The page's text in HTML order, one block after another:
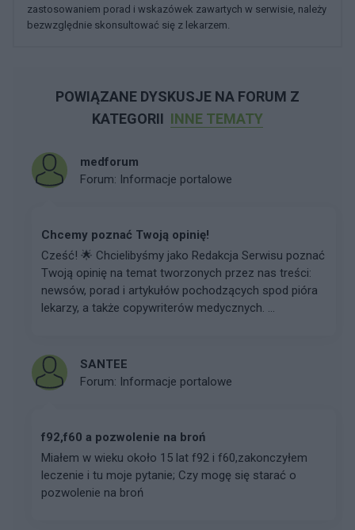
zastosowaniem porad i wskazówek zawartych w serwisie, należy
bezwzględnie skonsultować się z lekarzem.
POWIĄZANE DYSKUSJE NA FORUM Z
KATEGORII INNE TEMATY
medforum
Forum: Informacje portalowe
Chcemy poznać Twoją opinię!
Cześć! 🌟 Chcielibyśmy jako Redakcja Serwisu poznać
Twoją opinię na temat tworzonych przez nas treści:
newsów, porad i artykułów pochodzących spod pióra
lekarzy, a także copywriterów medycznych. ...
SANTEE
Forum: Informacje portalowe
f92,f60 a pozwolenie na broń
Miałem w wieku około 15 lat f92 i f60,zakonczyłem
leczenie i tu moje pytanie; Czy mogę się starać o
pozwolenie na broń